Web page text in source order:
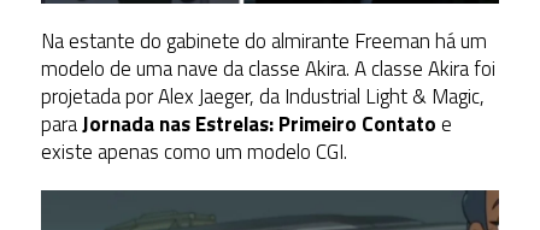
Na estante do gabinete do almirante Freeman há um
modelo de uma nave da classe Akira. A classe Akira foi
projetada por Alex Jaeger, da Industrial Light & Magic,
paraJornada nas Estrelas: Primeiro Contatoe
existe apenas como um modelo CGI.